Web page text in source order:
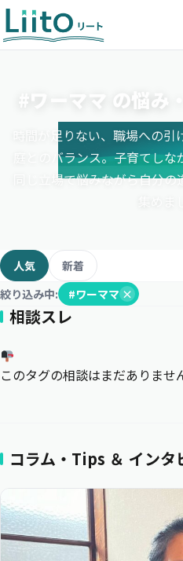
#ワーママ の悩み
時間が足りない、職場への引
庭とのバランス。子育てしな
同じ立場で悩みながら自分の
人気
新着
絞り込み中:
#ワーママ ×
相談スレ
このタグの相談はまだありませ
コラム・Tips ＆ インタ